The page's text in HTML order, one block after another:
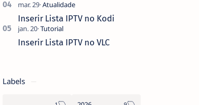
Inserir Lista IPTV no Kodi
Inserir Lista IPTV no VLC
Labels